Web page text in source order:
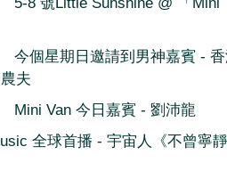
今個星期日邀請到男神嘉賓 -
夫
Mini Van 今日嘉賓 - 劉沛龍
全球首播 - 宇宙人《不曾寧